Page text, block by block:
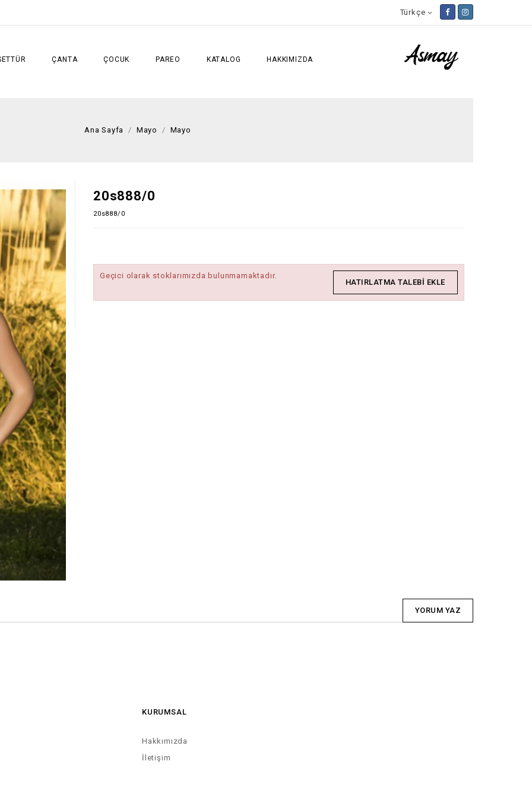
Türkçe
ÇANTA ÇOCUK PAREO KATALOG HAKKIMIZDA
Ana Sayfa Mayo Mayo
20s888/0
20s888/0
Geçici olarak stoklarımızda bulunmamaktadır.
HATIRLATMA TALEBI EKLE
YORUM YAZ
KURUMSAL
Hakkımızda
İletişim